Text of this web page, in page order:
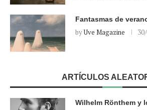
Fantasmas de
byUve Magazine
ARTÍCULOS
Wilhelm Rönthem y